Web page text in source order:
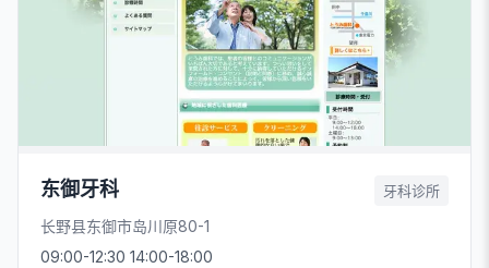
东御牙科 牙科诊所
长野县东御市岛川原80-1
09:00-12:30 14:00-18:00